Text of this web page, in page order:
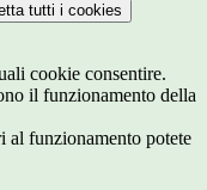
tutti i cookies
cookie consentire.
il funzionamento della
al funzionamento potete